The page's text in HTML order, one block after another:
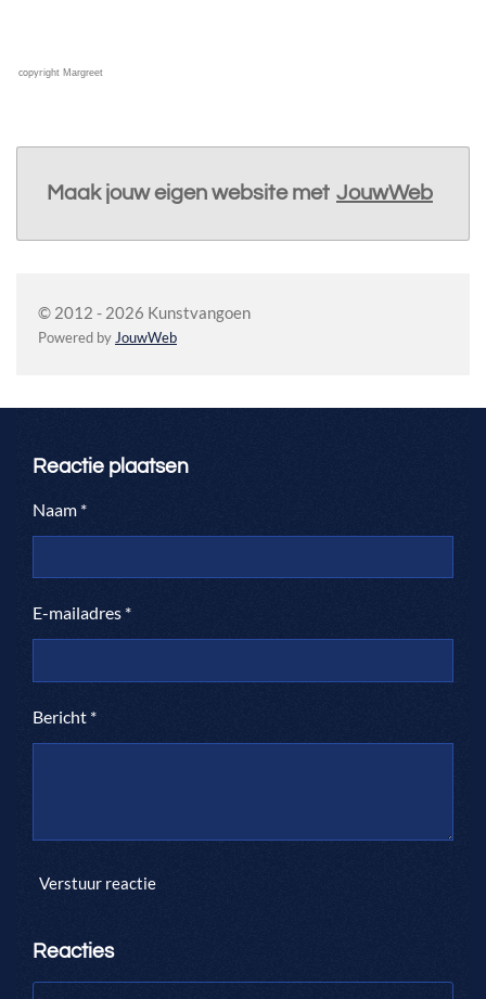
copyright Margreet
Maak jouw eigen website met JouwWeb
© 2012 - 2026 Kunstvangoen
Powered by JouwWeb
Reactie plaatsen
Naam *
E-mailadres *
Bericht *
Verstuur reactie
Reacties